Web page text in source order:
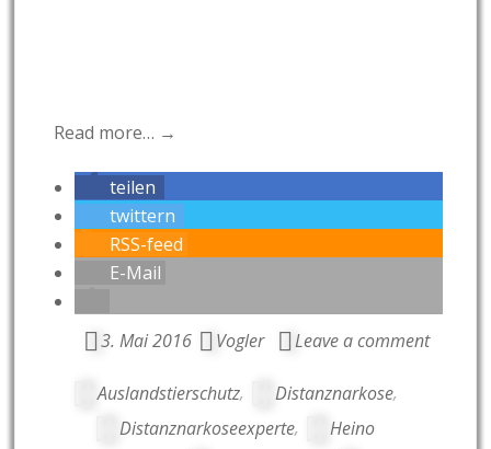
Read more… →
teilen
twittern
RSS-feed
E-Mail
3. Mai 2016 Vogler Leave a comment
Auslandstierschutz, Distanznarkose,
Distanznarkoseexperte,
Heino